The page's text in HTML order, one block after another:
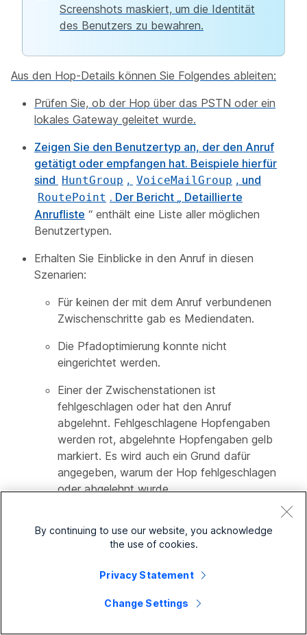
Screenshots maskiert, um die Identität
des Benutzers zu bewahren.
Aus den Hop-Details können Sie Folgendes ableiten:
Prüfen Sie, ob der Hop über das PSTN oder ein
lokales Gateway geleitet wurde.
Zeigen Sie den Benutzertyp an, der den Anruf
getätigt oder empfangen hat. Beispiele hierfür
sind HuntGroup , VoiceMailGroup , und
RoutePoint . Der Bericht „ Detaillierte
Anrufliste “ enthält eine Liste aller möglichen
Benutzertypen.
Erhalten Sie Einblicke in den Anruf in diesen
Szenarien:
Für keinen der mit dem Anruf verbundenen
Zwischenschritte gab es Mediendaten.
Die Pfadoptimierung konnte nicht
eingerichtet werden.
Einer der Zwischenstationen ist
fehlgeschlagen oder hat den Anruf
abgelehnt. Fehlgeschlagene Hopfengaben
werden rot, abgelehnte Hopfengaben gelb
markiert. Es wird auch ein Grund dafür
angegeben, warum der Hop fehlgeschlagen
oder abgelehnt wurde.
End-to-End-Anruferfahrung zu sehen.
By continuing to use our website, you acknowledge
the use of cookies.
Privacy Statement
Change Settings